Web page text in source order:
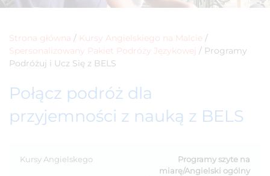
Strona główna / Kursy Angielskiego na Malcie /
Spersonalizowany Pakiet Podróży Językowej / Programy
Podróżuj i Ucz Się z BELS
Połącz podróż dla
przyjemności z nauką z BELS
Kursy Angielskego
Programy szyte na
miarę/Angielski ogólny